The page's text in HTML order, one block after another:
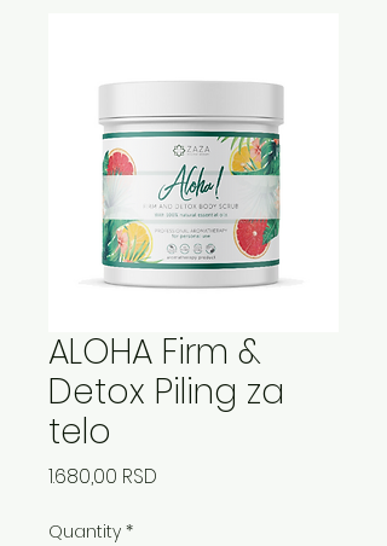
ALOHA Firm &
Detox Piling za
telo
1.680,00 RSD
Quantity *